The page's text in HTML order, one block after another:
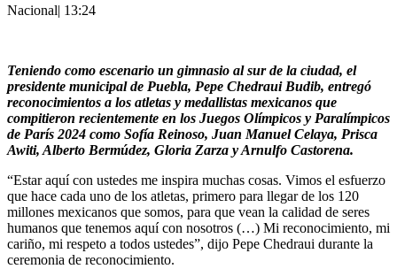
Nacional| 13:24
Teniendo como escenario un gimnasio al sur de la ciudad, el
presidente municipal de Puebla, Pepe Chedraui Budib, entregó
reconocimientos a los atletas y medallistas mexicanos que
compitieron recientemente en los Juegos Olímpicos y Paralímpicos
de París 2024 como Sofía Reinoso, Juan Manuel Celaya, Prisca
Awiti, Alberto Bermúdez, Gloria Zarza y Arnulfo Castorena.
“Estar aquí con ustedes me inspira muchas cosas. Vimos el esfuerzo
que hace cada uno de los atletas, primero para llegar de los 120
millones mexicanos que somos, para que vean la calidad de seres
humanos que tenemos aquí con nosotros (…) Mi reconocimiento, mi
cariño, mi respeto a todos ustedes”, dijo Pepe Chedraui durante la
ceremonia de reconocimiento.